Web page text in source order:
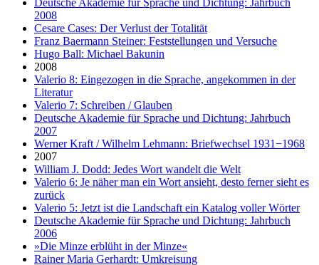
2008
Cesare Cases: Der Verlust der Totalität
Franz Baermann Steiner: Feststellungen und Versuche
Hugo Ball: Michael Bakunin
2008
Valerio 8: Eingezogen in die Sprache, angekommen in der
Literatur
Valerio 7: Schreiben / Glauben
Deutsche Akademie für Sprache und Dichtung: Jahrbuch
2007
Werner Kraft / Wilhelm Lehmann: Briefwechsel 1931−1968
2007
William J. Dodd: Jedes Wort wandelt die Welt
Valerio 6: Je näher man ein Wort ansieht, desto ferner sieht es
zurück
Valerio 5: Jetzt ist die Landschaft ein Katalog voller Wörter
Deutsche Akademie für Sprache und Dichtung: Jahrbuch
2006
»Die Minze erblüht in der Minze«
Rainer Maria Gerhardt: Umkreisung